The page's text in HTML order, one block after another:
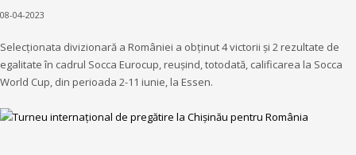
08-04-2023
Selecționata divizionară a României a obținut 4 victorii și 2 rezultate de
egalitate în cadrul Socca Eurocup, reușind, totodată, calificarea la Socca
World Cup, din perioada 2-11 iunie, la Essen.